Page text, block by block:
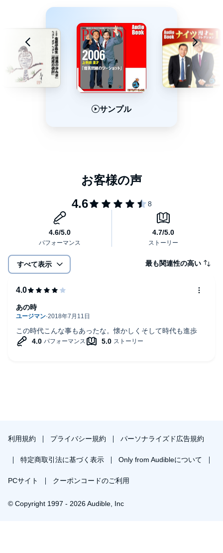
サンプル
すべて表示 最も関連性の高い
この時代こんな事もあったな。懐かしくそして時代も進歩
あの時
利用規約 プライバシー規約 パーソナライズド広告規約
特定商取引法に基づく表示 Only from Audibleについて
PCサイト クーポンコードのご利用
© Copyright 1997 - 2026 Audible, Inc